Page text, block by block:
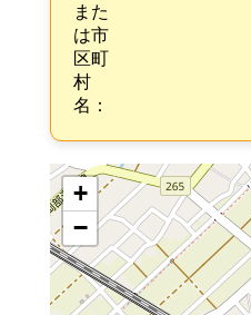
また
は市
区町
村
名：
+
−